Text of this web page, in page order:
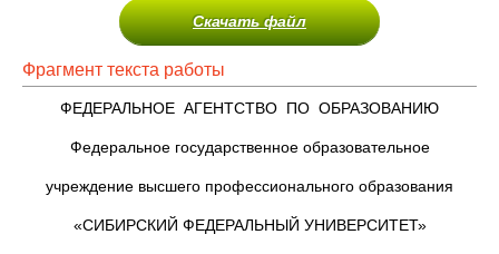
Скачать файл
Фрагмент текста работы
ФЕДЕРАЛЬНОЕ АГЕНТСТВО ПО ОБРАЗОВАНИЮ
Федеральное государственное образовательное
учреждение высшего профессионального образования
«СИБИРСКИЙ ФЕДЕРАЛЬНЫЙ УНИВЕРСИТЕТ»